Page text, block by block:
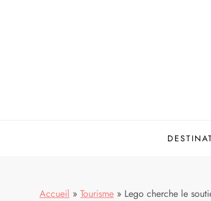
Accueil » Tourisme » Lego cherche le